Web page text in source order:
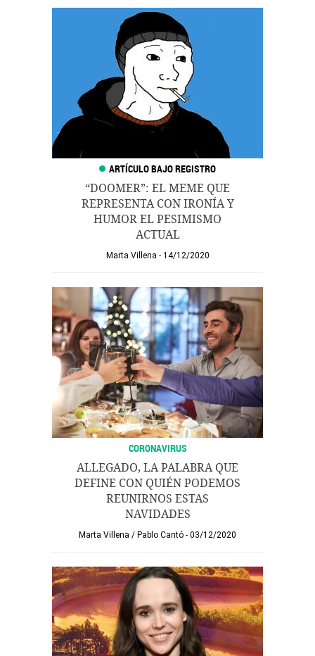
“DOOMER”: EL MEME QUE
REPRESENTA CON IRONÍA Y
HUMOR EL PESIMISMO
ACTUAL
Marta Villena 14/12/2020
CORONAVIRUS
ALLEGADO, LA PALABRA QUE
DEFINE CON QUIÉN PODEMOS
REUNIRNOS ESTAS
NAVIDADES
Marta Villena / Pablo Cantó 03/12/2020